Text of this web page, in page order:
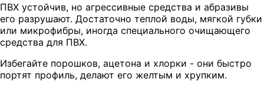
ПВХ устойчив, но агрессивные средства и абразивы
его разрушают. Достаточно теплой воды, мягкой губки
или микрофибры, иногда специального очищающего
средства для ПВХ.
Избегайте порошков, ацетона и хлорки - они быстро
портят профиль, делают его желтым и хрупким.